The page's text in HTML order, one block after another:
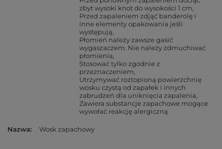
zbyt wysoki knot do wysokości 1 cm
Przed zapaleniem zdjąć banderolę i
inne elementy opakowania jeśli
występują
Płomień należy zawsze gasić
wygaszaczem. Nie należy zdmuchiwać
płomienia
Stosować tylko zgodnie z
przeznaczeniem
Utrzymywać roztopioną powierzchnię
wosku czystą od zapałek i innych
zabrudzeń dla uniknięcia zapalenia
Zawiera substancje zapachowe mogące
wywołać reakcję alergiczną
Nazwa Wosk zapachowy